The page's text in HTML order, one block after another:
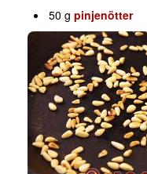
50 gpinjenötter